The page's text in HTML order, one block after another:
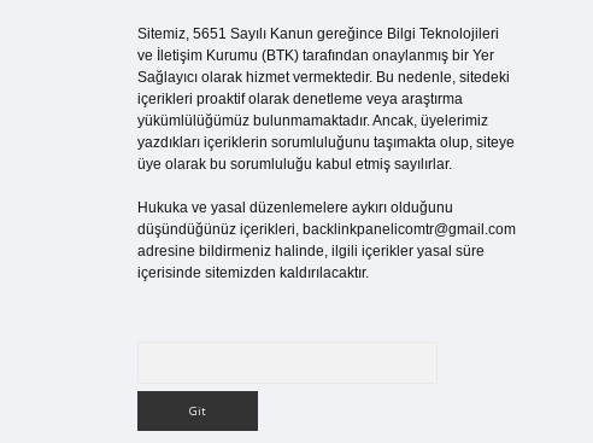
Sitemiz, 5651 Sayılı Kanun gereğince Bilgi Teknolojileri
ve İletişim Kurumu (BTK) tarafından onaylanmış bir Yer
Sağlayıcı olarak hizmet vermektedir. Bu nedenle, sitedeki
içerikleri proaktif olarak denetleme veya araştırma
yükümlülüğümüz bulunmamaktadır. Ancak, üyelerimiz
yazdıkları içeriklerin sorumluluğunu taşımakta olup, siteye
üye olarak bu sorumluluğu kabul etmiş sayılırlar.
Hukuka ve yasal düzenlemelere aykırı olduğunu
düşündüğünüz içerikleri, backlinkpanelicomtr@gmail.com
adresine bildirmeniz halinde, ilgili içerikler yasal süre
içerisinde sitemizden kaldırılacaktır.